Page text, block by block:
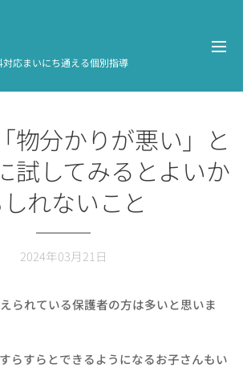
応まいにち通える個別指導
物分かりが悪い」と
試してみるとよいか
れないこと
2024年03月21日
られている保護者の方は多いと思いま
らすらとできるようになるお子さんもい